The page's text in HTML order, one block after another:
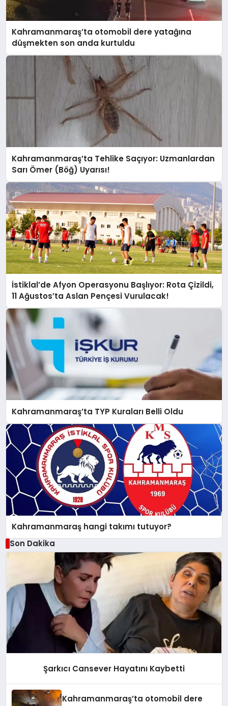
Kahramanmaraş’ta otomobil dere yatağına
düşmekten son anda kurtuldu
Kahramanmaraş’ta Tehlike Saçıyor: Uzmanlardan
Sarı Ömer (Böğ) Uyarısı!
İstiklal’de Afyon Operasyonu Başlıyor: Rota Çizildi,
11 Ağustos’ta Aslan Pençesi Vurulacak!
Kahramanmaraş’ta TYP Kuraları Belli Oldu
Kahramanmaraş hangi takımı tutuyor?
Son Dakika
Şarkıcı Cansever Hayatını Kaybetti
Kahramanmaraş’ta otomobil dere